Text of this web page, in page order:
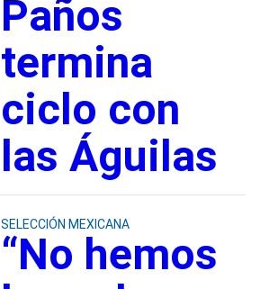
Paños
termina
ciclo con
las Águilas
SELECCIÓN MEXICANA
“No hemos